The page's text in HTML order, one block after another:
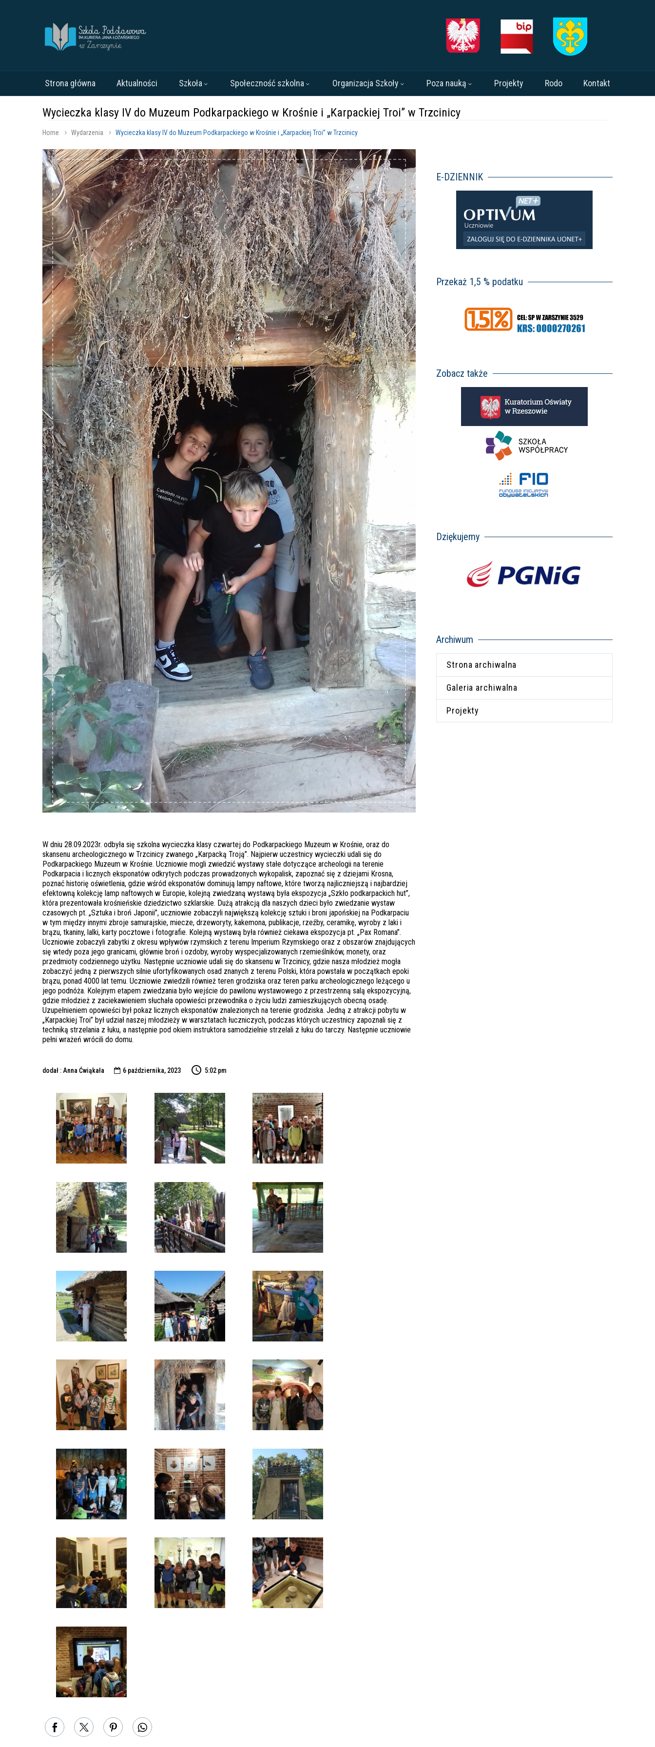
Strona główna Aktualności Szkoła Społeczność szkolna Organizacja Szkoły Poza nauką Projekty Rodo Kontakt
Wycieczka klasy IV do Muzeum Podkarpackiego w Krośnie i „Karpackiej Troi” w Trzcinicy
Home Wydarzenia Wycieczka klasy IV do Muzeum Podkarpackiego w Krośnie i „Karpackiej Troi” w Trzcinicy
W dniu 28.09.2023r. odbyła się szkolna wycieczka klasy czwartej do Podkarpackiego Muzeum w Krośnie, oraz do
skansenu archeologicznego w Trzcinicy zwanego „Karpacką Troją”. Najpierw uczestnicy wycieczki udali się do
Podkarpackiego Muzeum w Krośnie. Uczniowie mogli zwiedzić wystawy stałe dotyczące archeologii na terenie
Podkarpacia i licznych eksponatów odkrytych podczas prowadzonych wykopalisk, zapoznać się z dziejami Krosna,
poznać historię oświetlenia, gdzie wśród eksponatów dominują lampy naftowe, które tworzą najliczniejszą i najbardziej
efektowną kolekcję lamp naftowych w Europie, kolejną zwiedzaną wystawą była ekspozycja „Szkło podkarpackich hut”,
która prezentowała krośnieńskie dziedzictwo szklarskie. Dużą atrakcją dla naszych dzieci było zwiedzanie wystaw
czasowych pt. „Sztuka i broń Japonii”, uczniowie zobaczyli największą kolekcję sztuki i broni japońskiej na Podkarpaciu
w tym między innymi zbroje samurajskie, miecze, drzeworyty, kakemona, publikacje, rzeźby, ceramikę, wyroby z laki i
brązu, tkaniny, lalki, karty pocztowe i fotografie. Kolejną wystawą była również ciekawa ekspozycja pt. „Pax Romana”.
Uczniowie zobaczyli zabytki z okresu wpływów rzymskich z terenu Imperium Rzymskiego oraz z obszarów znajdujących
się wtedy poza jego granicami, głównie broń i ozdoby, wyroby wyspecjalizowanych rzemieślników, monety, oraz
przedmioty codziennego użytku. Następnie uczniowie udali się do skansenu w Trzcinicy, gdzie nasza młodzież mogła
zobaczyć jedną z pierwszych silnie ufortyfikowanych osad znanych z terenu Polski, która powstała w początkach epoki
brązu, ponad 4000 lat temu. Uczniowie zwiedzili również teren grodziska oraz teren parku archeologicznego leżącego u
jego podnóża. Kolejnym etapem zwiedzania było wejście do pawilonu wystawowego z przestrzenną salą ekspozycyjną,
gdzie młodzież z zaciekawieniem słuchała opowieści przewodnika o życiu ludzi zamieszkujących obecną osadę.
Uzupełnieniem opowieści był pokaz licznych eksponatów znalezionych na terenie grodziska. Jedną z atrakcji pobytu w
„Karpackiej Troi” był udział naszej młodzieży w warsztatach łuczniczych, podczas których uczestnicy zapoznali się z
techniką strzelania z łuku, a następnie pod okiem instruktora samodzielnie strzelali z łuku do tarczy. Następnie uczniowie
pełni wrażeń wrócili do domu.
dodał : Anna Ćwiąkała  6 października, 2023 5:02 pm
E-DZIENNIK
Przekaż 1,5 % podatku
Zobacz także
Dziękujemy
Archiwum
Strona archiwalna
Galeria archiwalna
Projekty